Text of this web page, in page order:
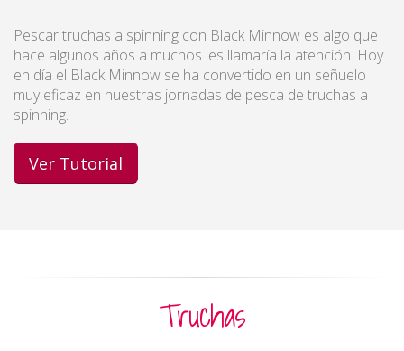
Pescar truchas a spinning con Black Minnow es algo que
hace algunos años a muchos les llamaría la atención. Hoy
en día el Black Minnow se ha convertido en un señuelo
muy eficaz en nuestras jornadas de pesca de truchas a
spinning.
Ver Tutorial
Truchas